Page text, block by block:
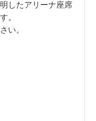
したアリーナ座席
。
い。